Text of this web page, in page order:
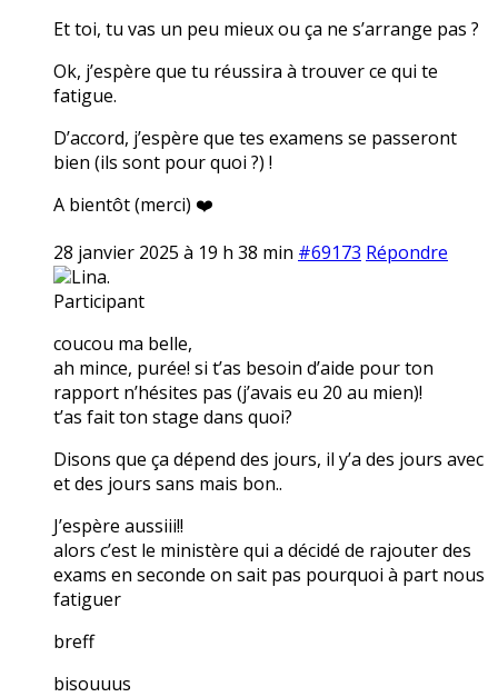
Et toi, tu vas un peu mieux ou ça ne s’arrange pas ?
Ok, j’espère que tu réussira à trouver ce qui te
fatigue.
D’accord, j’espère que tes examens se passeront
bien (ils sont pour quoi ?) !
A bientôt (merci) ❤️
28 janvier 2025 à 19 h 38 min #69173 Répondre
Lina.
Participant
coucou ma belle,
ah mince, purée! si t’as besoin d’aide pour ton
rapport n’hésites pas (j’avais eu 20 au mien)!
t’as fait ton stage dans quoi?
Disons que ça dépend des jours, il y’a des jours avec
et des jours sans mais bon..
J’espère aussiii!!
alors c’est le ministère qui a décidé de rajouter des
exams en seconde on sait pas pourquoi à part nous
fatiguer
breff
bisouuus